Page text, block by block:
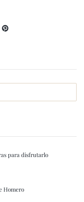
para disfrutarlo
Homero